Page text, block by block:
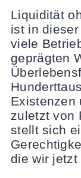
Liquidität
ist in
viele
geprägten
Existenzen
zuletzt von
stellt sich
die wir jetzt